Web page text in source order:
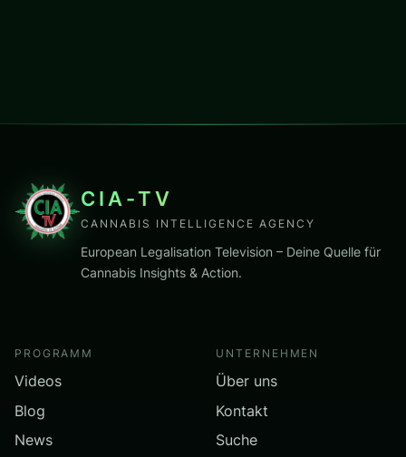
CIA-TV
CANNABIS INTELLIGENCE AGENCY
European Legalisation Television – Deine Quelle für
Cannabis Insights & Action.
PROGRAMM
Videos
Blog
News
UNTERNEHMEN
Über uns
Kontakt
Suche